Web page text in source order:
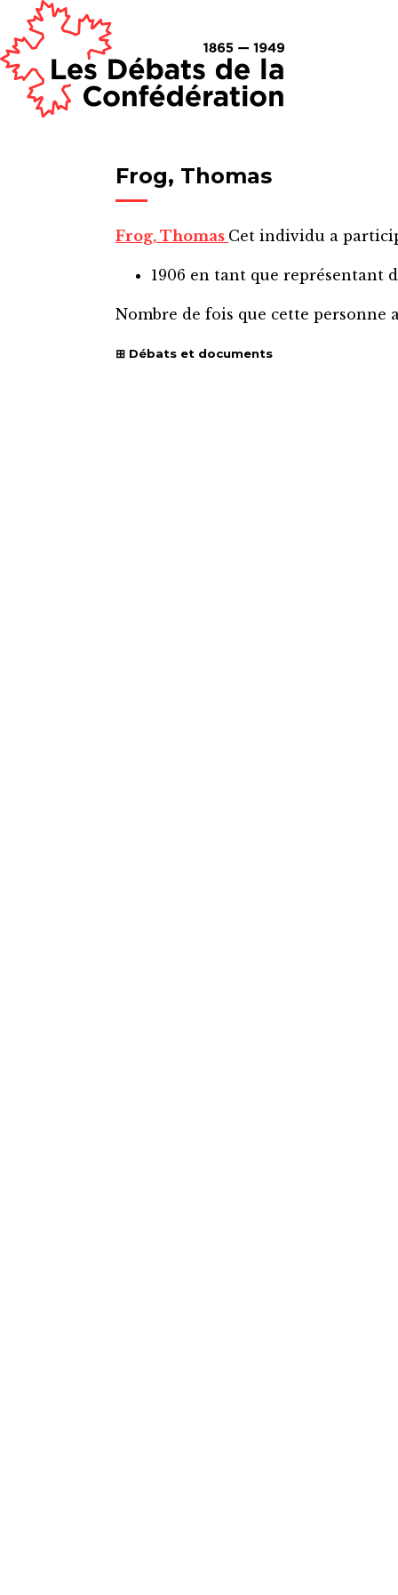
Frog, Thomas
Frog, Thomas Cet individu a
1906 en tant que représentant
Nombre de fois que cette personne
Débats et documents